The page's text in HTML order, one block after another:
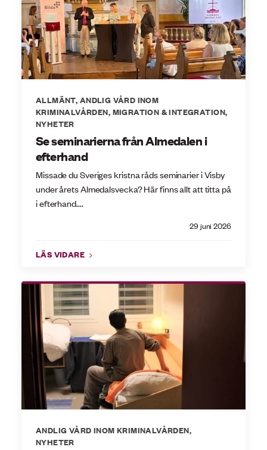
ALLMÄNT, ANDLIG VÅRD INOM
KRIMINALVÅRDEN, MIGRATION & INTEGRATION,
NYHETER
Se seminarierna från Almedalen i
efterhand
29 juni 2026
Missade du Sveriges kristna råds seminarier i Visby
under årets Almedalsvecka? Här finns allt att titta på
i efterhand....
LÄS VIDARE
ANDLIG VÅRD INOM KRIMINALVÅRDEN,
NYHETER